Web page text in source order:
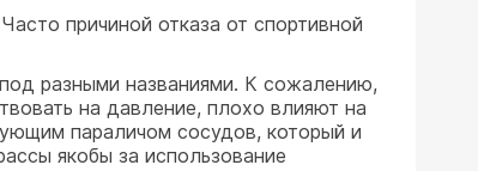
причиной отказа от спортивной
разными названиями. К сожалению,
на давление, плохо влияют на
параличом сосудов, который и
якобы за использование